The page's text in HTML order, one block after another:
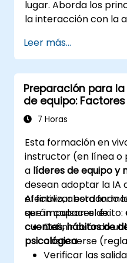
lugar. Aborda los
la interacción con la
escénico mediante la
real. Guía a los
estructuración de
construcción de
dominio del diseño
con autoridad. Equipa
para manejar los
del público y
marcos para el
presentación.
duradera en la
Leer más...
Preparación para
de equipo:
del equipo
7 Horas
Esta formación en
instructor (en línea o
a líderes de equipo y
desean adoptar la IA
efectiva, abordando
que impulsan el éxito:
cuentas, hábitos de
psicológica.
Al finalizar esta
serán capaces de:
Definir cuándo
abstenerse
Verificar las